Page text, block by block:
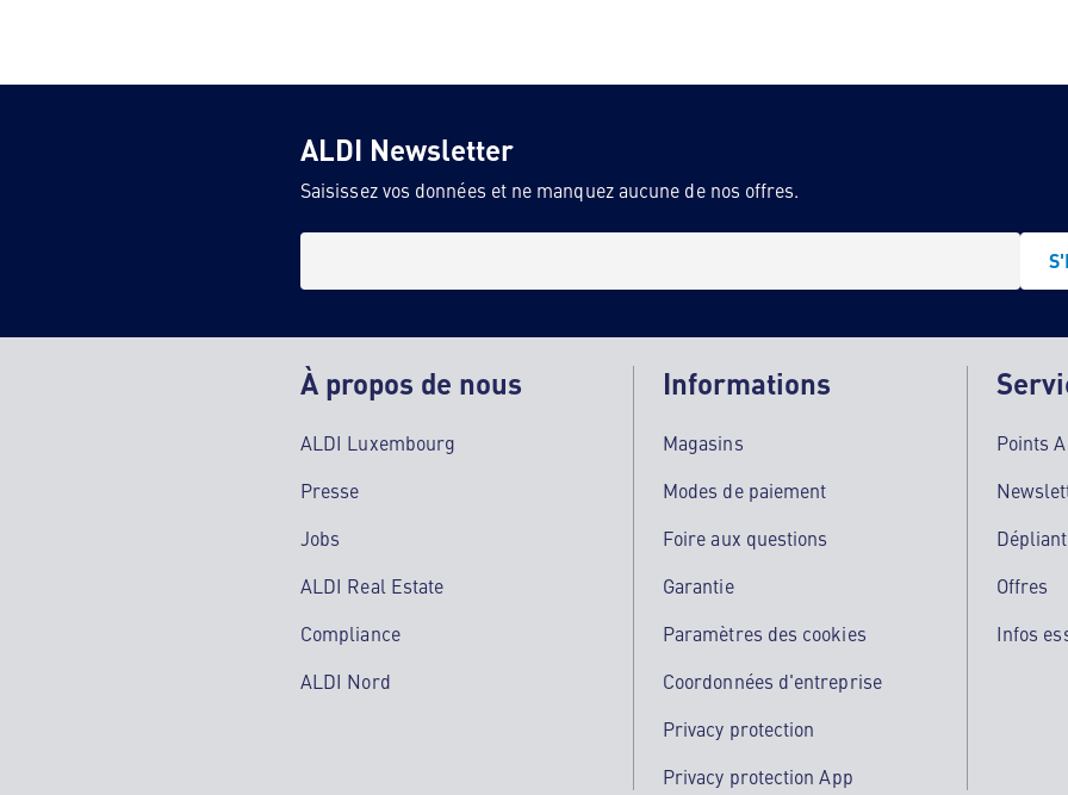
ALDI Newsletter
Saisissez vos données et ne manquez aucune de nos offres.
À propos de nous
ALDI Luxembourg
Presse
Jobs
ALDI Real Estate
Compliance
ALDI Nord
Informations
Magasins
Modes de paiement
Foire aux questions
Garantie
Paramètres des cookies
Coordonnées d'entreprise
Privacy protection
Privacy protection App
Points
Offres
Infos